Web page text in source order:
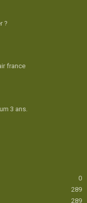
?
france
3 ans.
0
289
289